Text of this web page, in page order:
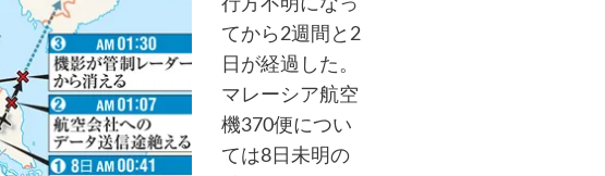
行方不明になっ
てから2週間と2
日が経過した。
マレーシア航空
機370便につい
ては8日未明の